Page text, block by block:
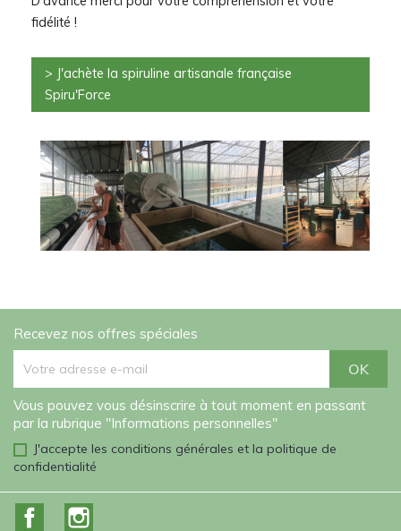
fidélité !
> J'achète la spiruline artisanale française
Spiru'Force
Recevez nos offres spéciales
Vous pouvez vous désinscrire à tout moment en passant
par la rubrique "Informations personnelles"
J'accepte les conditions générales et la politique de
confidentialité
Facebook